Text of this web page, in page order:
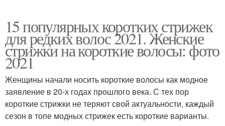
15 популярных коротких стрижек
для редких волос 2021. Женские
стрижки на короткие волосы: фото
2021
Женщины начали носить короткие волосы как модное
заявление в 20-х годах прошлого века. С тех пор
короткие стрижки не теряют свой актуальности, каждый
сезон в топе модных стрижек есть короткие варианты.